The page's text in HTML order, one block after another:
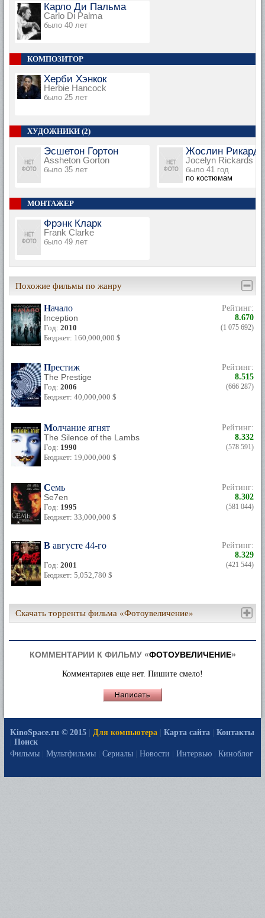
Карло Ди Пальма
Carlo Di Palma
было 40 лет
КОМПОЗИТОР
Херби Хэнкок
Herbie Hancock
было 25 лет
ХУДОЖНИКИ (2)
Эсшетон Гортон
Assheton Gorton
было 35 лет
Жослин Рикардс
Jocelyn Rickards
было 41 год
по костюмам
МОНТАЖЕР
Фрэнк Кларк
Frank Clarke
было 49 лет
Похожие фильмы по жанру
Начало
Inception
Год: 2010
Бюджет: 160,000,000 $
Рейтинг:
8.670
(1 075 692)
Престиж
The Prestige
Год: 2006
Бюджет: 40,000,000 $
Рейтинг:
8.515
(666 287)
Молчание ягнят
The Silence of the Lambs
Год: 1990
Бюджет: 19,000,000 $
Рейтинг:
8.332
(578 591)
Семь
Se7en
Год: 1995
Бюджет: 33,000,000 $
Рейтинг:
8.302
(581 044)
В августе 44-го
Год: 2001
Бюджет: 5,052,780 $
Рейтинг:
8.329
(421 544)
Скачать торренты фильма «Фотоувеличение»
КОММЕНТАРИИ К ФИЛЬМУ «ФОТОУВЕЛИЧЕНИЕ»
Комментариев еще нет. Пишите смело!
KinoSpace.ru © 2015 | Для компьютера | Карта сайта | Контакты
| Поиск
Фильмы
Мультфильмы Сериалы Новости Интервью Киноблог